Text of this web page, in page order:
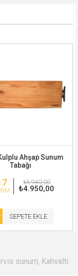
Ahşap Sunum
Tabağı
₺4.950,00
₺5.940,00
SEPETE EKLE
sunum Kahvaltı